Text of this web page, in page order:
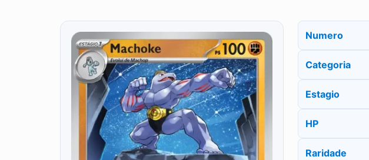
Numero
Categoria
Estagio
HP
Raridade